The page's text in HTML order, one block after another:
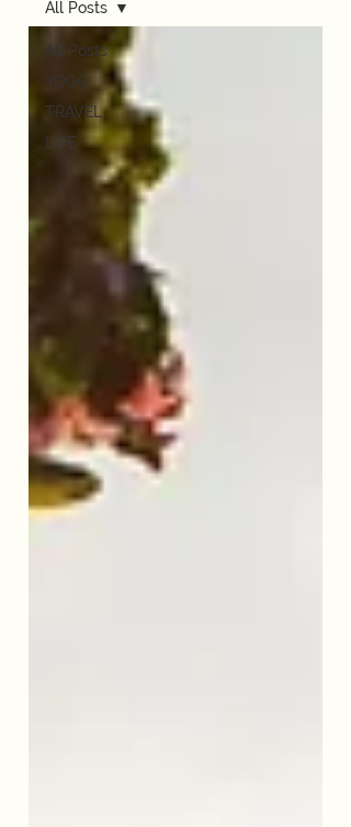
All Posts
YOGA
TRAVEL
LIFE
All Posts